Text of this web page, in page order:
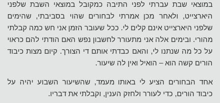
במוצאי שבת עברתי לפני התיבה כמקובל במוצאי השבת שלפני
היארצייט, ולאחר מכן אמרתי לבחורים שהוי בסביבתי, שהימים
שלפני היארצייט אינם קלים לי. ככל שעובר הזמן אני חש כמה קבלתי
מהורי. ובימים אלה אני מתעורר לחשבון נפש האם הודתי להם כראוי
על כל מה שנתנו לי, והאם כבדתי אותם די הצורך. קיום מצות כיבוד
הורים קשה הוא – הואיל ואין לה שיעור.
אחד הבחורים הציע לי באותו מעמד, שהשיעור השבוע יהיה על
כיבוד הורים, כדי לעורר ולחזק הענין, וקבלתי את דבריו.